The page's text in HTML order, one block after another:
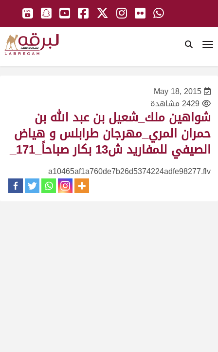
May 18, 2015
2429 مشاهدة
شواهين ملك_شعيل بن عبد الله بن
حمران المري_مهرجان طرابلس و هياض
الصيفي للمفاريد ش13 بكار صباحاً_171_
a10465af1a760de7b26d5374224adfe98277.flv